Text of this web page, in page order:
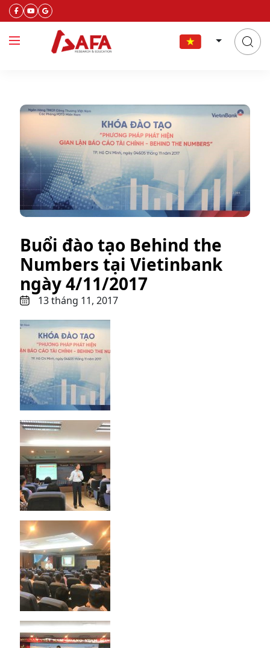
Buổi đào tạo Behind the
Numbers tại Vietinbank
ngày 4/11/2017
13 tháng 11, 2017